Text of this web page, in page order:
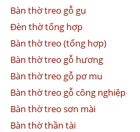
Bàn thờ treo gỗ gụ
Đèn thờ tổng hợp
Bàn thờ treo (tổng hợp)
Bàn thờ treo gỗ hương
Bàn thờ treo gỗ pơ mu
Bàn thờ treo gỗ công nghiệp
Bàn thờ treo sơn mài
Bàn thờ thần tài